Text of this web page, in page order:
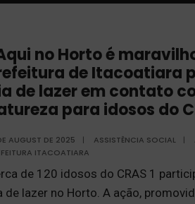
no Horto é
de Itacoatiara
de lazer em contato
para idosos do
AUGUST DE 2025 | ASSISTÊNCIA SOCIAL |
ITACOATIARA
de 120 idosos do CRAS 1
de lazer no Horto. A ação,